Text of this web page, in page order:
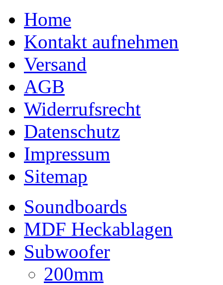
Home
Kontakt aufnehmen
Versand
AGB
Widerrufsrecht
Datenschutz
Impressum
Sitemap
Soundboards
MDF Heckablagen
Subwoofer
200mm